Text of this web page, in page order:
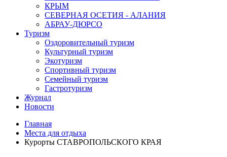
КРЫМ
СЕВЕРНАЯ ОСЕТИЯ - АЛАНИЯ
АБРАУ-ДЮРСО
Туризм
Оздоровительный туризм
Культурный туризм
Экотуризм
Спортивный туризм
Семейный туризм
Гастротуризм
Журнал
Новости
Главная
Места для отдыха
Курорты СТАВРОПОЛЬСКОГО КРАЯ